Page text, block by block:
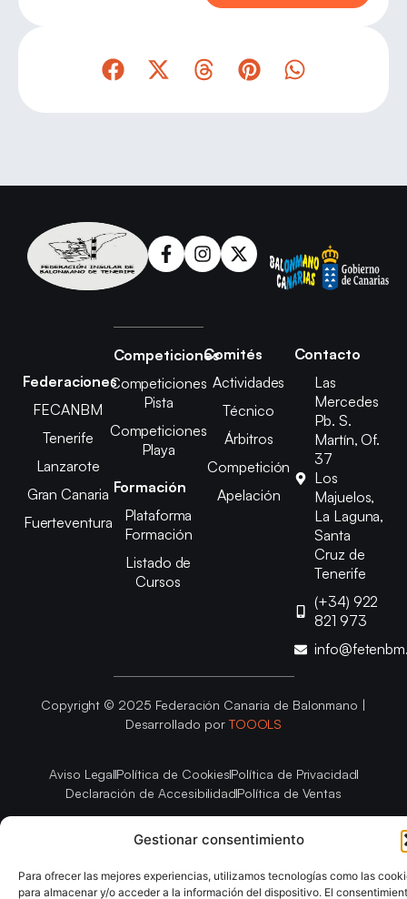
Gestionar consentimiento
Para ofrecer las mejores experiencias, utilizamos tecnologías como las
para almacenar y/o acceder a la información del dispositivo. El
Federaciones
FECANBM
Tenerife
Lanzarote
Gran Canaria
Fuerteventura
Competiciones
Competiciones
Pista
Competiciones
Playa
Formación
Plataforma
Formación
Listado de
Cursos
Comités
Actividades
Técnico
Árbitros
Competición
Apelación
Contacto
Las
Mercedes
Pb. S.
Martín, Of.
37
Los
Majuelos,
La Laguna,
Santa
Cruz de
Tenerife
(+34) 922
821 973
Copyright © 2025 Federación Canaria de Balonmano |
Desarrollado por TOOOLS
Aviso LegalPolítica de CookiesPolítica de Privacidad
Declaración de AccesibilidadPolítica de Ventas